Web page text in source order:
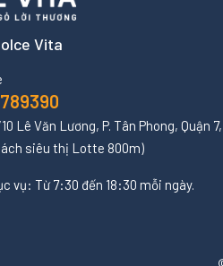
Vita
Lê Văn Lương, P. Tân Phong, Quận
siêu thị Lotte 800m)
vụ: Từ 7:30 đến 18:30 mỗi ngày.